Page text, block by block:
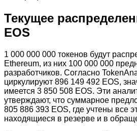
Текущее
EOS
1 000 000 000 токенов будут
Ethereum, из них 100 000 000
разработчиков. Согласно
циркулируют 896 149 492 EOS,
имеется 3 850 508 EOS. Эти
утверждают, что суммарное
805 886 393 EOS, где учтены все
находящиеся в резерве и в